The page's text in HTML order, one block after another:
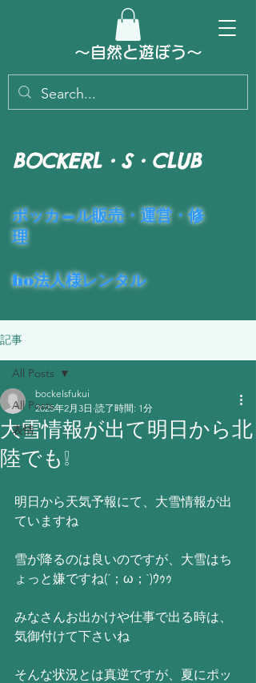
～​自然と遊ぼう～
​ポッカ―ル販売・運営・修
理
ho法人様レンタル
BOCKERL・S・CLUB
記事
All Posts
表情
All Posts
大雪情報が出て明日から北
陸でも❕
bockelsfukui
2025年2月3日 読了時間: 1分
明日から天気予報にて、大雪情報が出
ていますね
雪が降るのは良いのですが、大雪はち
ょっと嫌ですね(´；ω；`)ｳｩｩ
みなさんお出かけや仕事で出る時は、
気御付けて下さいね
そんな状況とは真逆ですが、夏にポッ